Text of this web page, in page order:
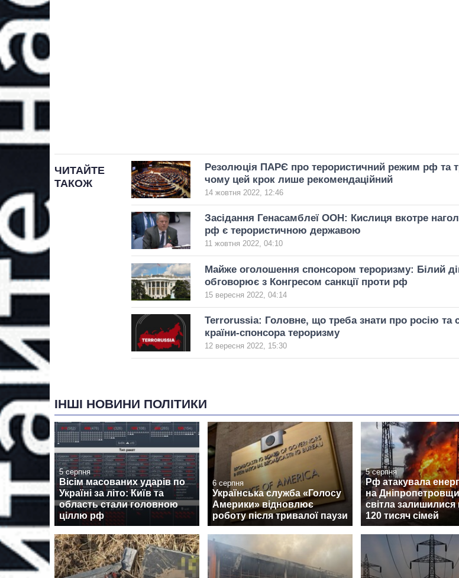
ЧИТАЙТЕ
ТАКОЖ
Резолюція ПАРЄ про терористичний режим рф та
чому цей крок лише рекомендаційний
14 жовтня 2022, 12:46
Засідання Генасамблеї ООН: Кислиця вкотре
рф є терористичною державою
11 жовтня 2022, 04:10
Майже оголошення спонсором тероризму: Білий
обговорює з Конгресом санкції проти рф
15 вересня 2022, 04:14
Terrorussia: Головне, що треба знати про росію та
країни-спонсора тероризму
12 вересня 2022, 15:30
ІНШІ НОВИНИ ПОЛІТИКИ
5 серпня
Вісім масованих ударів по
Україні за літо: Київ та
область стали головною
ціллю рф
6 серпня
Українська служба «Голосу
Америки» відновлює
роботу після тривалої паузи
5 серпня
Рф атакувала
на
світла залишилися
120 тисяч сімей